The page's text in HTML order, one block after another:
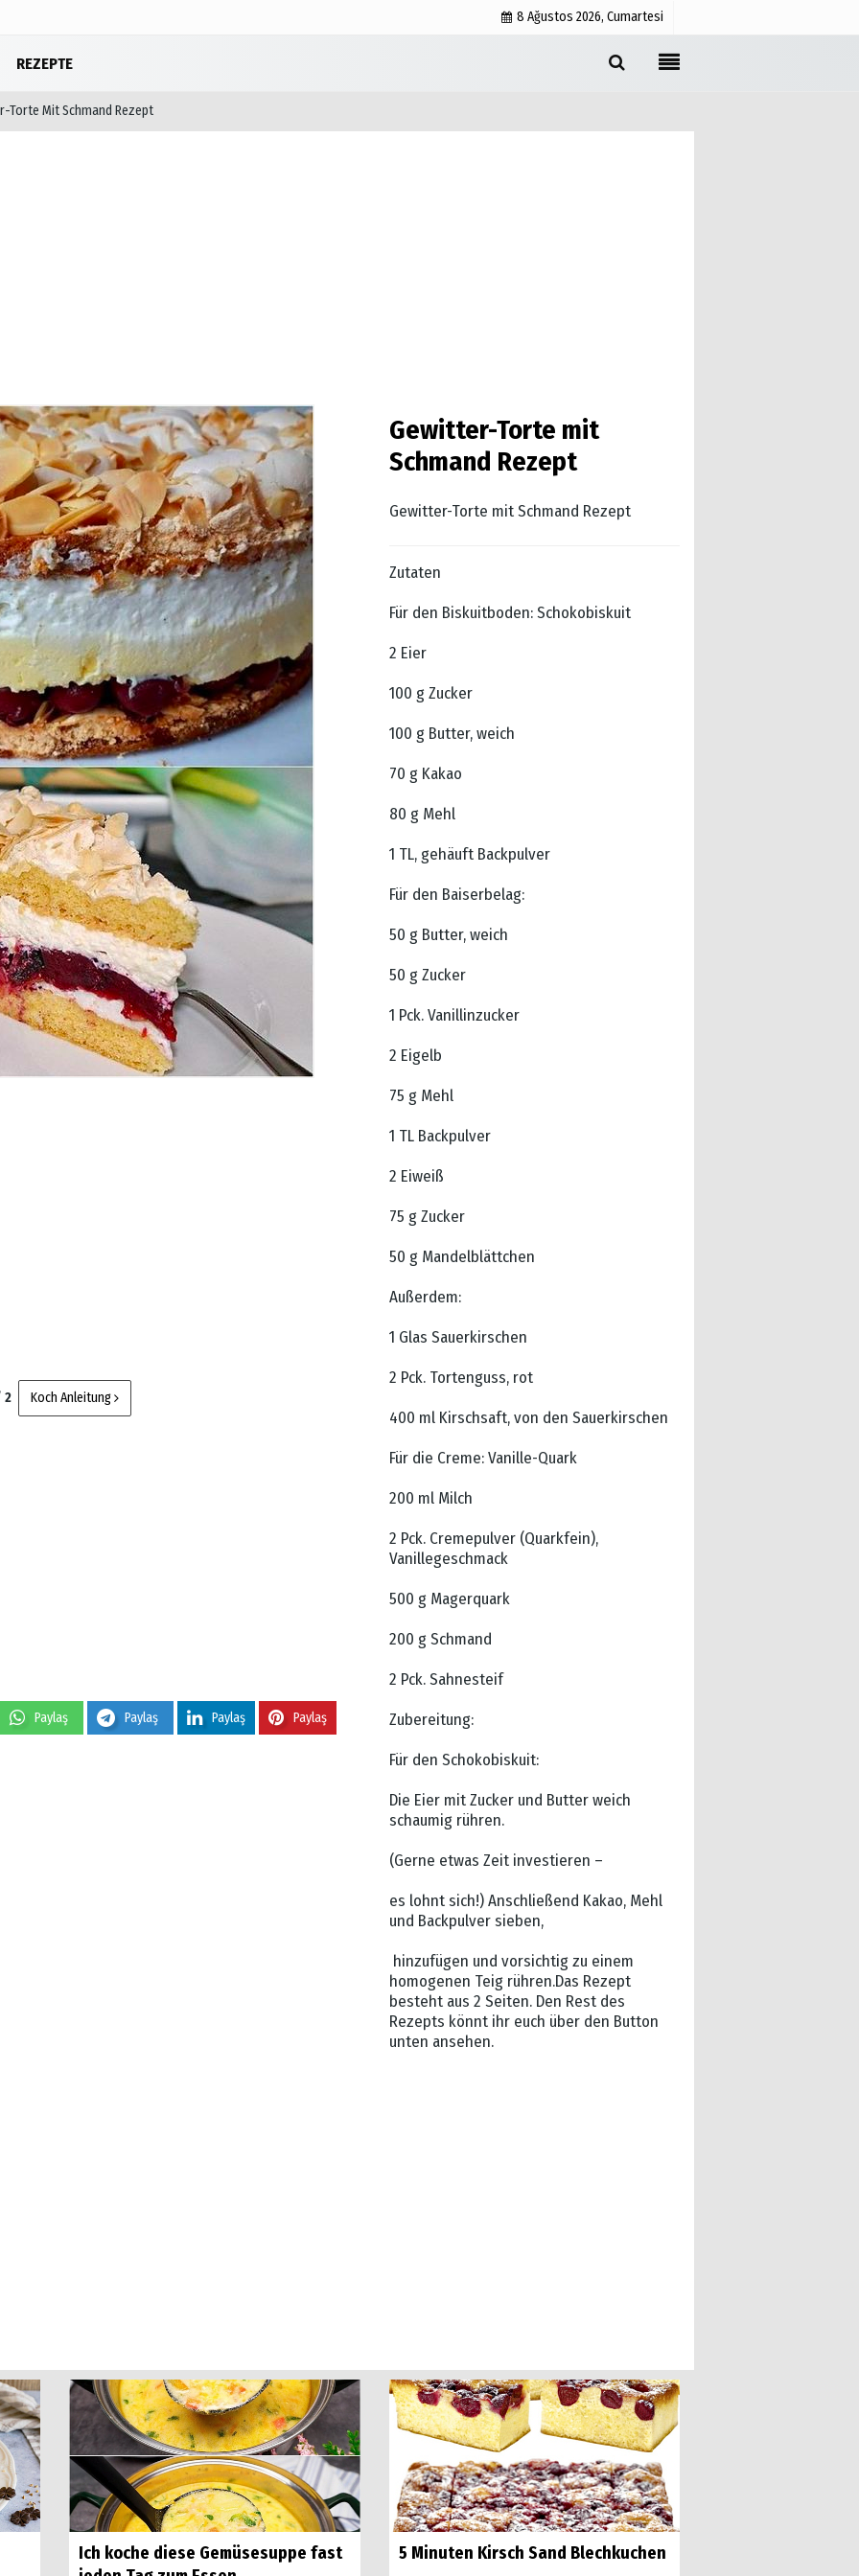
8 Ağustos 2026, Cumartesi
REZEPTE
Torte Mit Schmand Rezept
2 Koch Anleitung
Paylaş Paylaş Paylaş Paylaş
Gewitter-Torte mit
Schmand Rezept
Gewitter-Torte mit Schmand Rezept
Zutaten
Für den Biskuitboden: Schokobiskuit
2 Eier
100 g Zucker
100 g Butter, weich
70 g Kakao
80 g Mehl
1 TL, gehäuft Backpulver
Für den Baiserbelag:
50 g Butter, weich
50 g Zucker
1 Pck. Vanillinzucker
2 Eigelb
75 g Mehl
1 TL Backpulver
2 Eiweiß
75 g Zucker
50 g Mandelblättchen
Außerdem:
1 Glas Sauerkirschen
2 Pck. Tortenguss, rot
400 ml Kirschsaft, von den Sauerkirschen
Für die Creme: Vanille-Quark
200 ml Milch
2 Pck. Cremepulver (Quarkfein),
Vanillegeschmack
500 g Magerquark
200 g Schmand
2 Pck. Sahnesteif
Zubereitung:
Für den Schokobiskuit:
Die Eier mit Zucker und Butter weich
schaumig rühren.
(Gerne etwas Zeit investieren –
es lohnt sich!) Anschließend Kakao, Mehl
und Backpulver sieben,
hinzufügen und vorsichtig zu einem
homogenen Teig rühren.Das Rezept
besteht aus 2 Seiten. Den Rest des
Rezepts könnt ihr euch über den Button
unten ansehen.
Ich koche diese Gemüsesuppe fast
5 Minuten Kirsch Sand Blechkuchen